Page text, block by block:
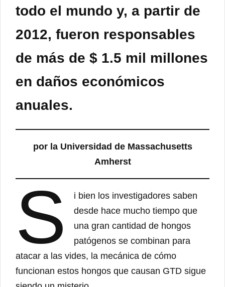
todo el mundo y, a partir de
2012, fueron responsables
de más de $ 1.5 mil millones
en daños económicos
anuales.
por la Universidad de Massachusetts
Amherst
S
i bien los investigadores saben
desde hace mucho tiempo que
una gran cantidad de hongos
patógenos se combinan para
atacar a las vides, la mecánica de cómo
funcionan estos hongos que causan GTD sigue